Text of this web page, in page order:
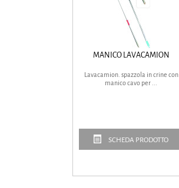
MANICO LAVACAMION
Lavacamion. spazzola in crine con
manico cavo per ...
SCHEDA PRODOTTO